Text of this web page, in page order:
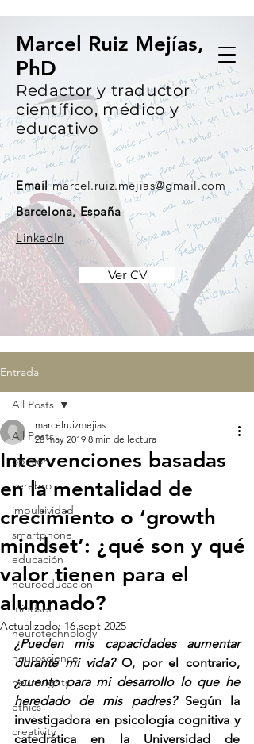
Marcel Ruiz Mejías,
PhD
Redactor y traductor
científico, médico y
educativo
Email marcel.ruiz.mejias@gmail.com
Barcelona, España
LinkedIn
Ver CV
Entrada
All Posts
opinión
cerebro
impulsividad
smartphone
educación
neuroeducación
mindset
neurotechnology
neuroscience
neurorights
ethics
creativity
All Posts
Intervenciones basadas
en la mentalidad de
crecimiento o ‘growth
mindset’: ¿qué son y qué
valor tienen para el
alumnado?
marcelruizmejias
28 may 2019 8 min de lectura
Actualizado: 16 sept 2025
¿Pueden mis capacidades aumentar
durante mi vida?
¿cuento para mi desarrollo lo que he
heredado de mis padres? Según la
investigadora en psicología cognitiva y
catedrática en la Universidad de